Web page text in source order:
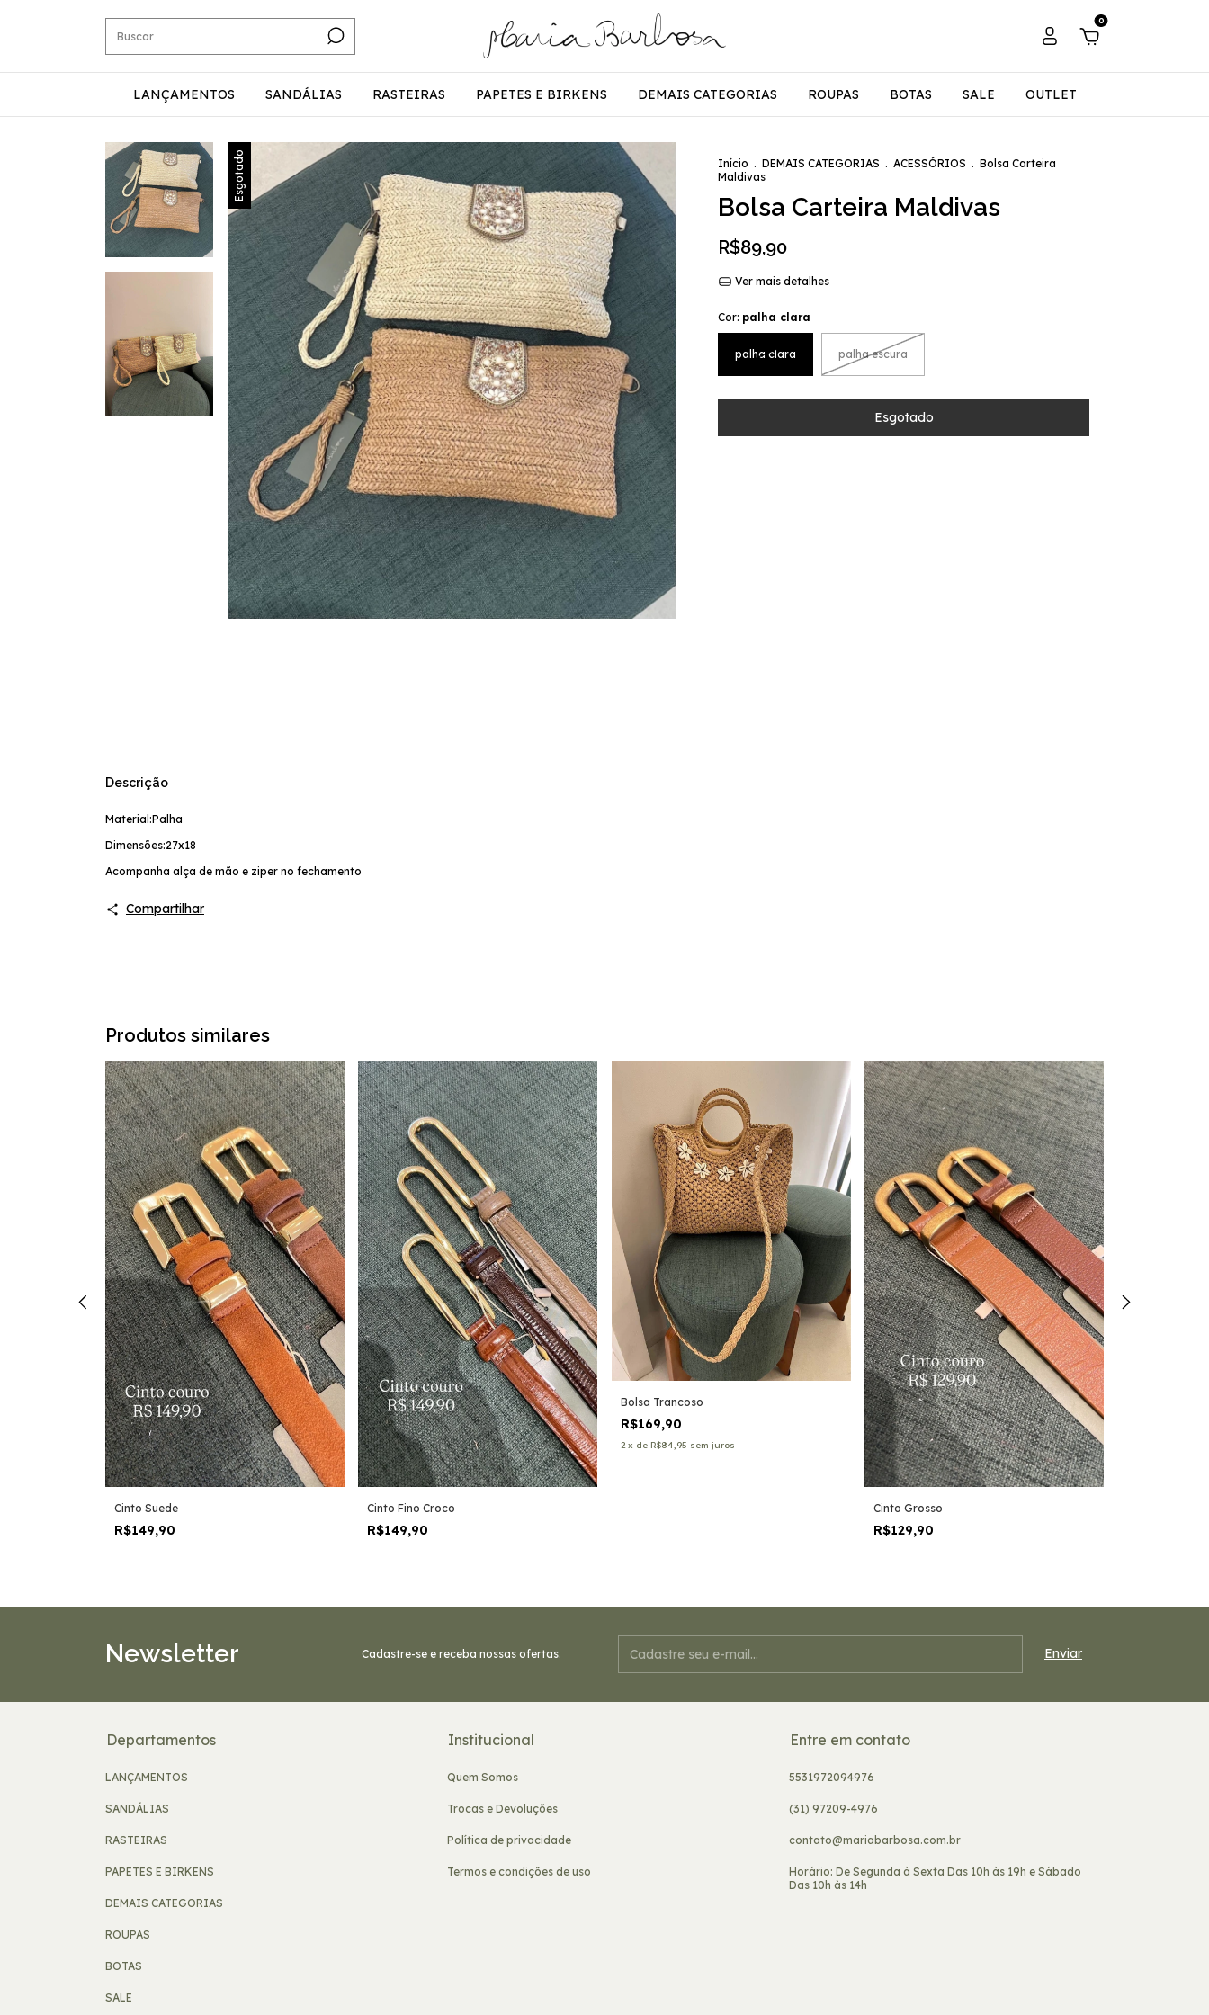
0
LANÇAMENTOS SANDÁLIAS RASTEIRAS PAPETES E BIRKENS DEMAIS CATEGORIAS ROUPAS BOTAS SALE OUTLET
Esgotado Início . DEMAIS CATEGORIAS . ACESSÓRIOS . Bolsa Carteira
Maldivas
Bolsa Carteira Maldivas
R$89,90
Ver mais detalhes
Cor: palha clara
palha clara palha escura
Descrição
Material:Palha
Dimensões:27x18
Acompanha alça de mão e ziper no fechamento
Compartilhar
Produtos similares
Cinto Suede
R$149,90
Cinto Fino Croco
R$149,90
Bolsa Trancoso
R$169,90
2 x de R$84,95 sem juros
Cinto Grosso
R$129,90
Newsletter Cadastre-se e receba nossas ofertas.
Departamentos
LANÇAMENTOS
SANDÁLIAS
RASTEIRAS
PAPETES E BIRKENS
DEMAIS CATEGORIAS
ROUPAS
BOTAS
SALE
Institucional
Quem Somos
Trocas e Devoluções
Política de privacidade
Termos e condições de uso
Entre em contato
5531972094976
(31) 97209-4976
contato@mariabarbosa.com.br
Horário: De Segunda à Sexta Das 10h às 19h e Sábado
Das 10h às 14h